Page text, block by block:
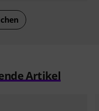
Artikel